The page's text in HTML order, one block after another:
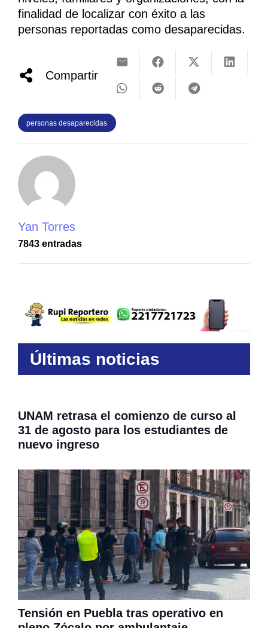
finalidad de localizar con éxito a las
personas reportadas como desaparecidas.
Compartir
personas desaparecidas
Yan Torres
7843 entradas
Últimas noticias
UNAM retrasa el comienzo de curso al
31 de agosto para los estudiantes de
nuevo ingreso
Tensión en Puebla tras operativo en